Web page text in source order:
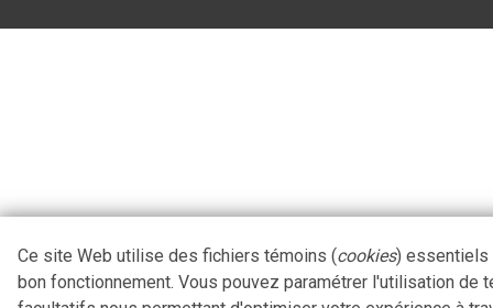
Ce site Web utilise des fichiers témoins (cookies) essentiels
bon fonctionnement. Vous pouvez paramétrer l'utilisation de